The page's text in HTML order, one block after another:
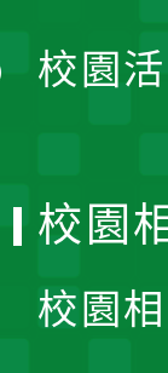
校園
校園
校園